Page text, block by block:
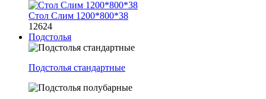
Стол Слим 1200*800*38
12624
Подстолья
Подстолья стандартные